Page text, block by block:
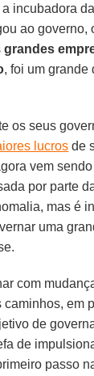
incubadora
ao governo,
grandes
, foi um grande
os seus
lucros de
vem
por parte
mas é
uma
com
caminhos, em
de
de
passo